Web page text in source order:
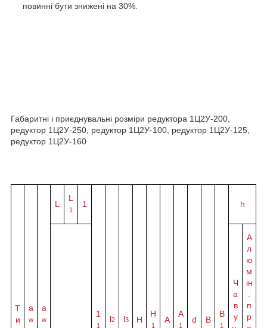
повинні бути знижені на 30%.
Габаритні і приєднувальні розміри редуктора 1Ц2У-200,
редуктор 1Ц2У-250, редуктор 1Ц2У-100, редуктор 1Ц2У-125,
редуктор 1Ц2У-160
Т
и
а
w
a
w
L
L
1
1
1
1
l2 l3 Н
H
1
A
A
1
d B
B
1
h
Ч
а
в
у
А
л
ю
м
ін
п
р